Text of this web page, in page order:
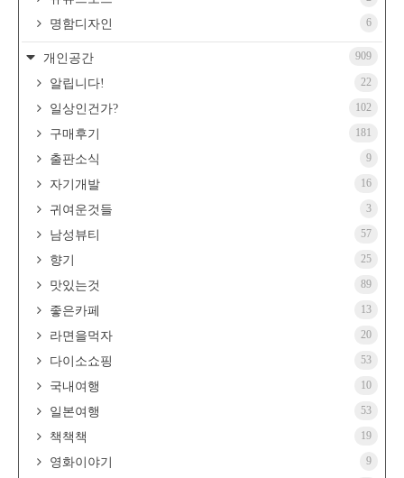
명함디자인 6
개인공간 909
알립니다! 22
일상인건가? 102
구매후기 181
출판소식 9
자기개발 16
귀여운것들 3
남성뷰티 57
향기 25
맛있는것 89
좋은카페 13
라면을먹자 20
다이소쇼핑 53
국내여행 10
일본여행 53
책책책 19
영화이야기 9